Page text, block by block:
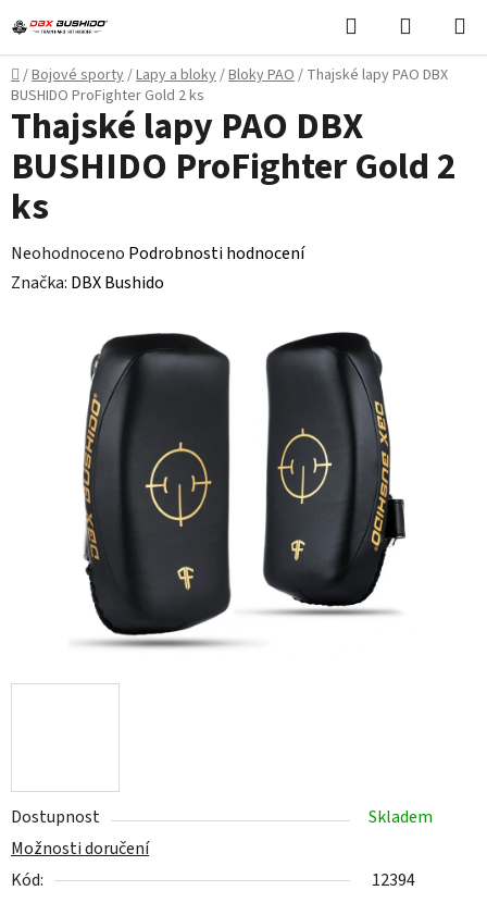
na
obsah
Hledat
KOŠÍK
Domů
/Bojové sporty/Lapy a bloky/Bloky PAO/ Thajské lapy PAO DBX
BUSHIDO ProFighter Gold 2 ks
Dostupnost
Skladem
Možnosti doručení
Kód:
12394
Thajské lapy PAO DBX
BUSHIDO ProFighter Gold 2
ks
Průměrné
hodnocení
hvězdiček.
Neohodnoceno Podrobnosti hodnocení
Značka: DBX Bushido